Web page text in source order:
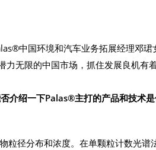
中国环境和汽车业务拓展经理邓珺
力无限的中国市场，抓住发展良机有
介绍一下Palas®主打的产品和技术
径分布和浓度。在单颗粒计数光谱